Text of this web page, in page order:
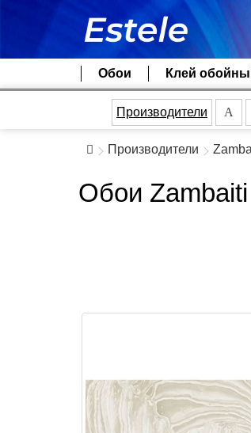
Обои Клей
Производители A
Производители
Обои